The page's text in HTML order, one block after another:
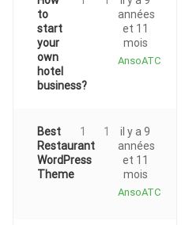
to
start
your
own
hotel
business?
années
et 11
mois
AnsoATC
Best
Restaurant
WordPress
Theme
1 1
il y a 9
années
et 11
mois
AnsoATC